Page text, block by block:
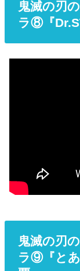
鬼滅の刃
ラ⑧『
鬼滅の刃
ラ⑨『と